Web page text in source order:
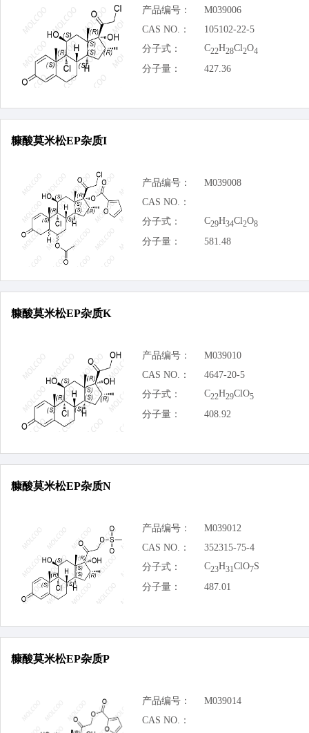
产品编号：
M039006
CAS NO.：
105102-22-5
分子式：
C22H28Cl2O4
分子量： 427.36
糠酸莫米松EP杂质I
产品编号：
M039008
CAS NO.：
分子式：
C29H34Cl2O8
分子量： 581.48
糠酸莫米松EP杂质K
产品编号：
M039010
CAS NO.：
4647-20-5
分子式：
C22H29ClO5
分子量： 408.92
糠酸莫米松EP杂质N
产品编号：
M039012
CAS NO.：
352315-75-4
分子式：
C23H31ClO7S
分子量：
487.01
糠酸莫米松EP杂质P
产品编号：
M039014
CAS NO.：